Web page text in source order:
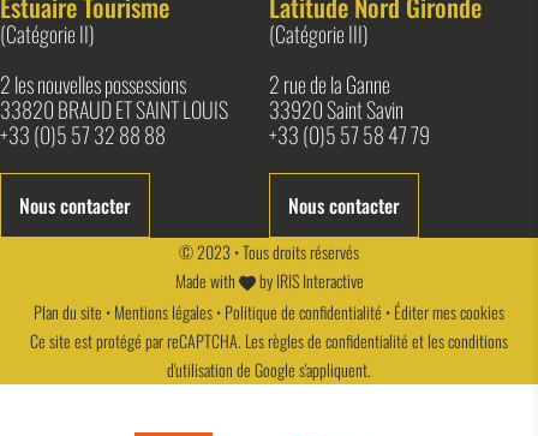
(Catégorie II)
2 les nouvelles possessions
33820 BRAUD ET SAINT LOUIS
+33 (0)5 57 32 88 88
Nous contacter
(Catégorie III)
2 rue de la Ganne
33920 Saint Savin
+33 (0)5 57 58 47 79
Nous contacter
© 2023 • Tous droits réservés
Made with
byIRIS Interactive
Plan du site •Mentions légales•Politique de confidentialité •Éditer mes cookies
Ce site est protégé par reCAPTCHA. Lesrègles de confidentialitéet lesconditions
d'utilisationde Google s'appliquent.